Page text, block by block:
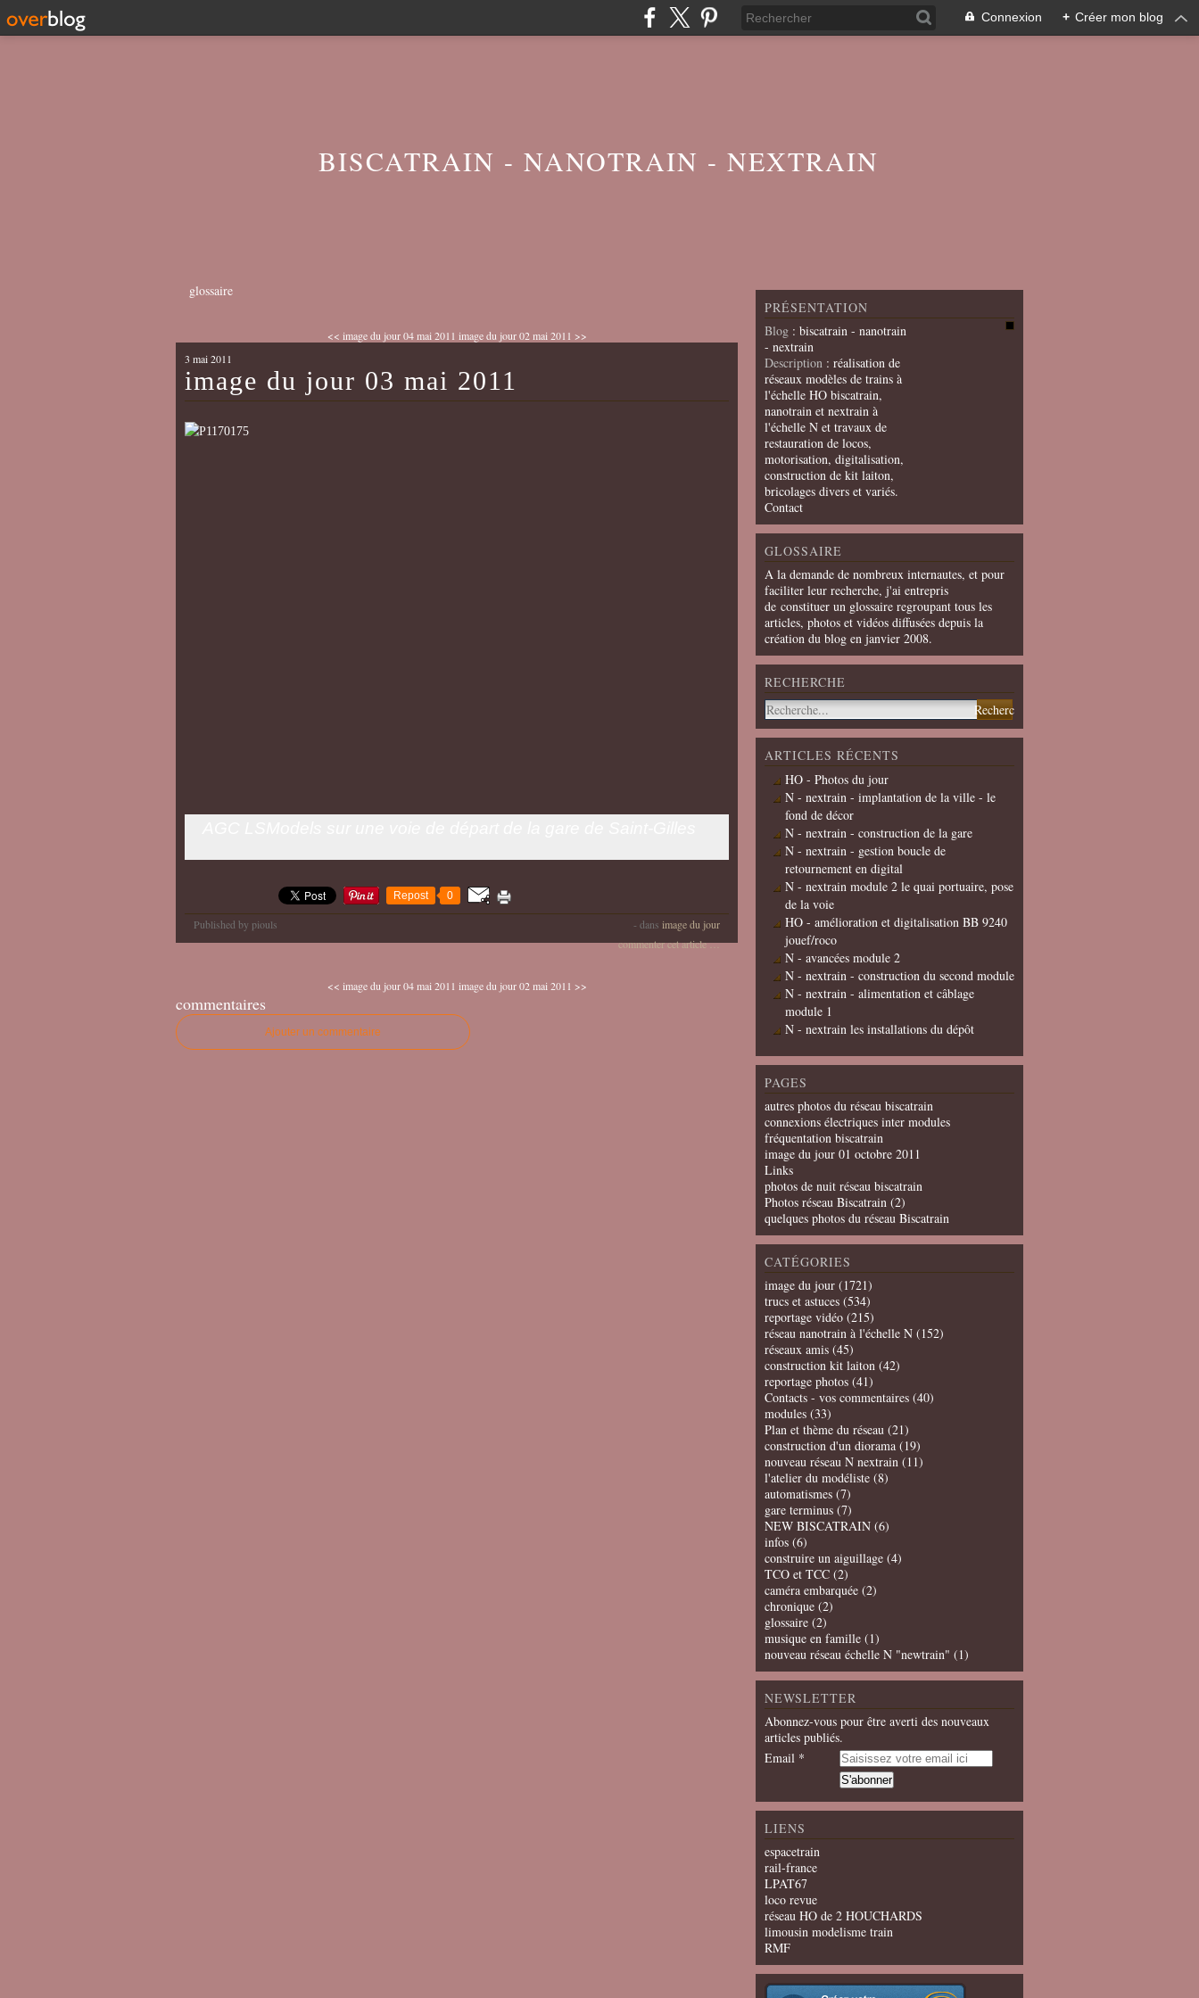
Connexion + Créer mon blog
BISCATRAIN - NANOTRAIN - NEXTRAIN
glossaire
<< image du jour 04 mai 2011 image du jour 02 mai 2011 >>
3 mai 2011
image du jour 03 mai 2011
Repost 0
Published by piouls - dans image du jour
commenter cet article…
<< image du jour 04 mai 2011 image du jour 02 mai 2011 >>
commentaires
Ajouter un commentaire
PRÉSENTATION
Blog : biscatrain - nanotrain
- nextrain
Description : réalisation de
réseaux modèles de trains à
l'échelle HO biscatrain,
nanotrain et nextrain à
l'échelle N et travaux de
restauration de locos,
motorisation, digitalisation,
construction de kit laiton,
bricolages divers et variés.
Contact
GLOSSAIRE
A la demande de nombreux internautes, et pour
faciliter leur recherche, j'ai entrepris
de constituer un glossaire regroupant tous les
articles, photos et vidéos diffusées depuis la
création du blog en janvier 2008.
RECHERCHE
ARTICLES RÉCENTS
HO - Photos du jour
N - nextrain - implantation de la ville - le
fond de décor
N - nextrain - construction de la gare
N - nextrain - gestion boucle de
retournement en digital
N - nextrain module 2 le quai portuaire, pose
de la voie
HO - amélioration et digitalisation BB 9240
jouef/roco
N - avancées module 2
N - nextrain - construction du second module
N - nextrain - alimentation et câblage
module 1
N - nextrain les installations du dépôt
PAGES
autres photos du réseau biscatrain
connexions électriques inter modules
fréquentation biscatrain
image du jour 01 octobre 2011
Links
photos de nuit réseau biscatrain
Photos réseau Biscatrain (2)
quelques photos du réseau Biscatrain
CATÉGORIES
image du jour (1721)
trucs et astuces (534)
reportage vidéo (215)
réseau nanotrain à l'échelle N (152)
réseaux amis (45)
construction kit laiton (42)
reportage photos (41)
Contacts - vos commentaires (40)
modules (33)
Plan et thème du réseau (21)
construction d'un diorama (19)
nouveau réseau N nextrain (11)
l'atelier du modéliste (8)
automatismes (7)
gare terminus (7)
NEW BISCATRAIN (6)
infos (6)
construire un aiguillage (4)
TCO et TCC (2)
caméra embarquée (2)
chronique (2)
glossaire (2)
musique en famille (1)
nouveau réseau échelle N "newtrain" (1)
NEWSLETTER
Abonnez-vous pour être averti des nouveaux
articles publiés.
Email
LIENS
espacetrain
rail-france
LPAT67
loco revue
réseau HO de 2 HOUCHARDS
limousin modelisme train
RMF